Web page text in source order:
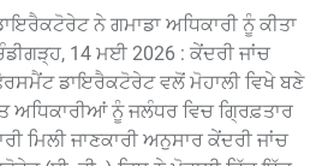
ਨੇ ਗਮਾਡਾ ਅਧਿਕਾਰੀ ਨੂੰ ਕੀਤਾ
14 ਮਈ 2026 : ਕੇਂਦਰੀ ਜਾਂਚ
ਡਾਇਰੈਕਟੋਰੇਟ ਵਲੋਂ ਮੋਹਾਲੀ ਵਿਖੇ ਬਣੇ
ਅਧਿਕਾਰੀਆਂ ਨੂੰ ਜਲੰਧਰ ਵਿਚ ਗ੍ਰਿਫ਼ਤਾਰ
ਮਿਲੀ ਜਾਣਕਾਰੀ ਅਨੁਸਾਰ ਕੇਂਦਰੀ ਜਾਂਚ